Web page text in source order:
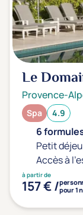
Le
Provence-
Spa 4.9
6
Petit
Accès à
à partir de
157 € /pour 1